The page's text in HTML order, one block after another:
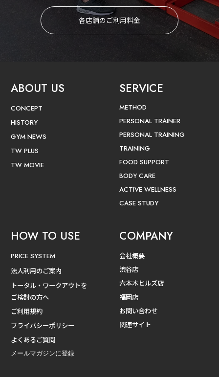
各店舗のご利用料金
ABOUT US
CONCEPT
HISTORY
GYM NEWS
TW PLUS
TW MOVIE
SERVICE
METHOD
PERSONAL TRAINER
PERSONAL TRAINING
TRAINING
FOOD SUPPORT
BODY CARE
ACTIVE WELLNESS
CASE STUDY
HOW TO USE
PRICE SYSTEM
法人利用のご案内
トータル・ワークアウトを
ご検討の方へ
ご利用規約
プライバシーポリシー
よくあるご質問
メールマガジンに登録
COMPANY
会社概要
渋谷店
六本木ヒルズ店
福岡店
お問い合わせ
関連サイト